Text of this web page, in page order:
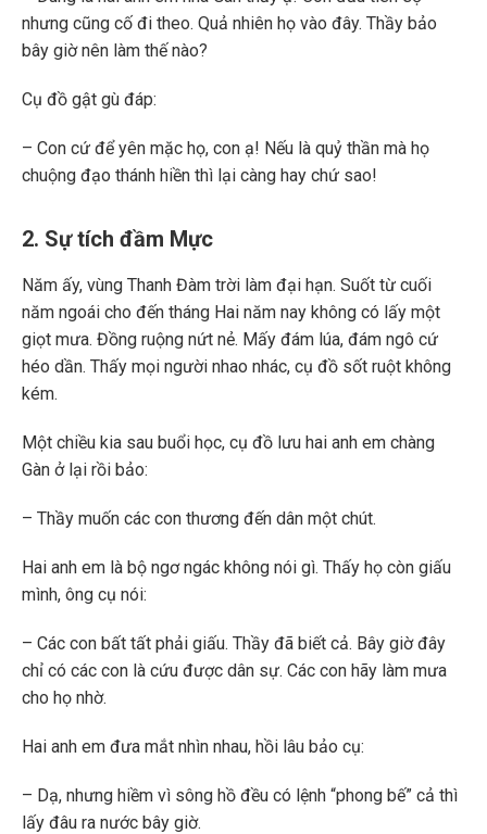
nhưng cũng cố đi theo. Quả nhiên họ vào đây. Thầy bảo
bây giờ nên làm thế nào?
Cụ đồ gật gù đáp:
– Con cứ để yên mặc họ, con ạ! Nếu là quỷ thần mà họ
chuộng đạo thánh hiền thì lại càng hay chứ sao!
2. Sự tích đầm Mực
Năm ấy, vùng Thanh Đàm trời làm đại hạn. Suốt từ cuối
năm ngoái cho đến tháng Hai năm nay không có lấy một
giọt mưa. Đồng ruộng nứt nẻ. Mấy đám lúa, đám ngô cứ
héo dần. Thấy mọi người nhao nhác, cụ đồ sốt ruột không
kém.
Một chiều kia sau buổi học, cụ đồ lưu hai anh em chàng
Gàn ở lại rồi bảo:
– Thầy muốn các con thương đến dân một chút.
Hai anh em là bộ ngơ ngác không nói gì. Thấy họ còn giấu
mình, ông cụ nói:
– Các con bất tất phải giấu. Thầy đã biết cả. Bây giờ đây
chỉ có các con là cứu được dân sự. Các con hãy làm mưa
cho họ nhờ.
Hai anh em đưa mắt nhìn nhau, hồi lâu bảo cụ:
– Dạ, nhưng hiềm vì sông hồ đều có lệnh “phong bế” cả thì
lấy đâu ra nước bây giờ.